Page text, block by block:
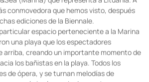
conmovedora que hemos visto, después
ediciones de la Biennale.
espacio perteneciente a la Marina
una playa que los espectadores
arriba, creando un importante momento de
los bañistas en la playa. Todos los
de ópera, y se turnan melodías de